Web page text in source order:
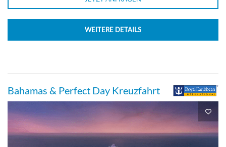
WEITERE DETAILS
Bahamas & Perfect Day Kreuzfahrt